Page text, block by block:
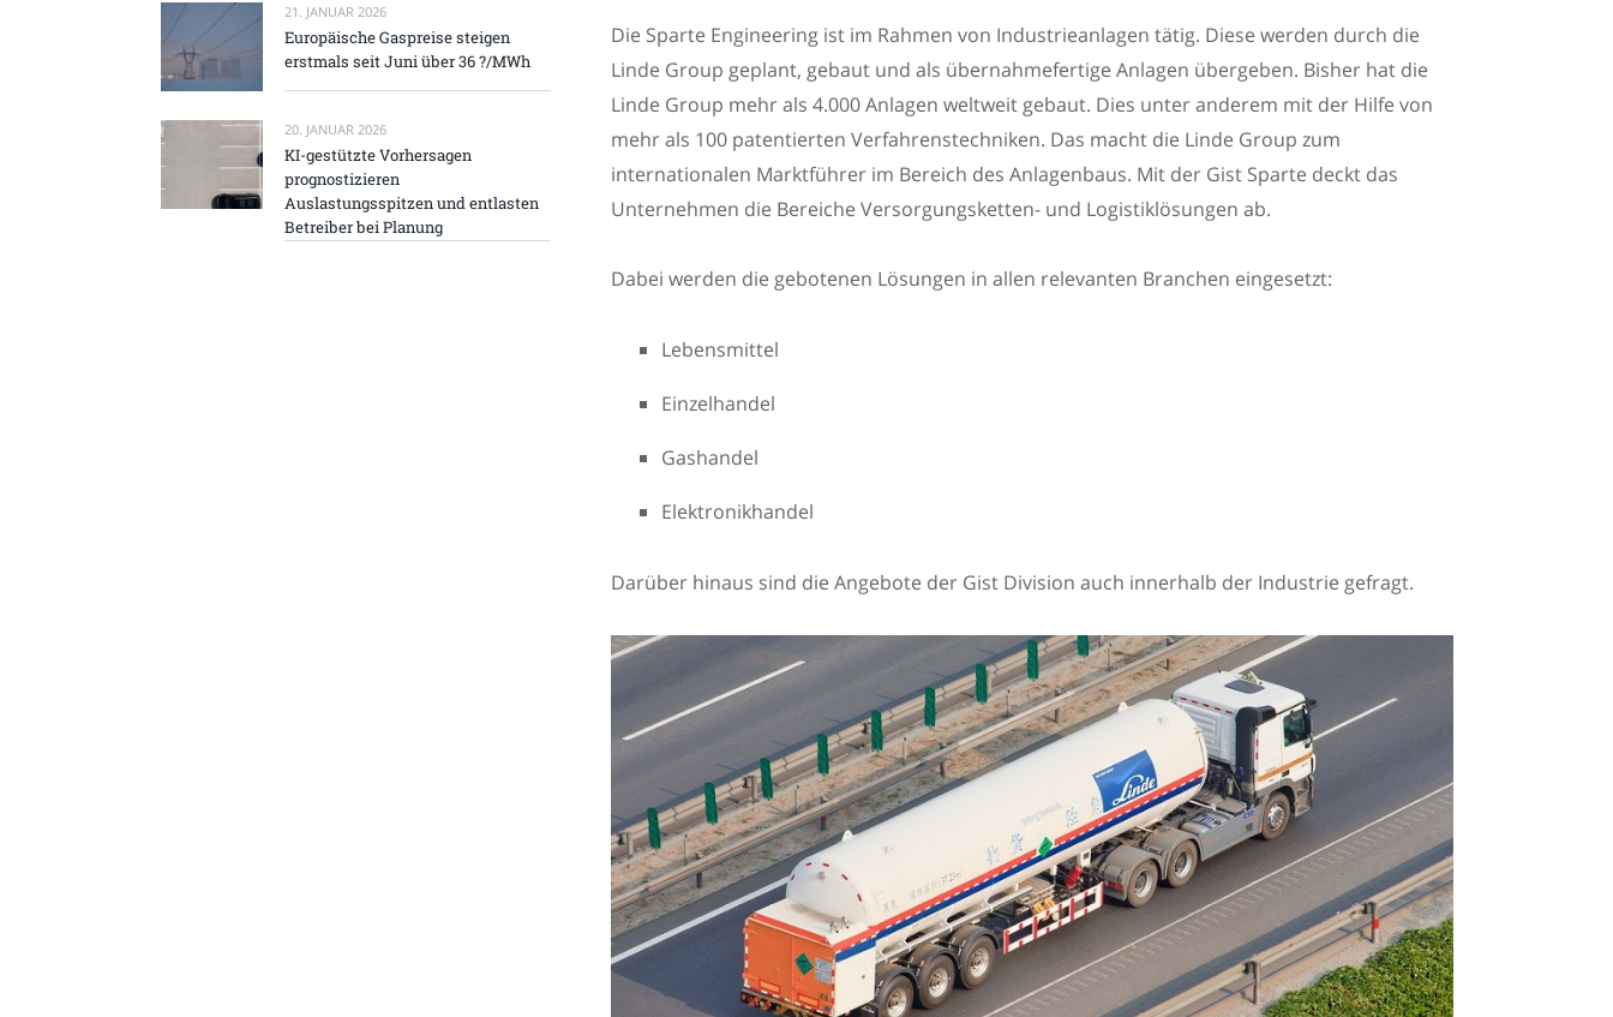
Die Sparte Engineering ist im Rahmen von Industrieanlagen tätig. Diese werden durch die
Linde Group geplant, gebaut und als übernahmefertige Anlagen übergeben. Bisher hat die
Linde Group mehr als 4.000 Anlagen weltweit gebaut. Dies unter anderem mit der Hilfe von
mehr als 100 patentierten Verfahrenstechniken. Das macht die Linde Group zum
internationalen Marktführer im Bereich des Anlagenbaus. Mit der Gist Sparte deckt das
Unternehmen die Bereiche Versorgungsketten- und Logistiklösungen ab.
Dabei werden die gebotenen Lösungen in allen relevanten Branchen eingesetzt:
Lebensmittel
Einzelhandel
Gashandel
Elektronikhandel
Darüber hinaus sind die Angebote der Gist Division auch innerhalb der Industrie gefragt.
21. JANUAR 2026
Europäische Gaspreise steigen
erstmals seit Juni über 36 ?/MWh
20. JANUAR 2026
KI-gestützte Vorhersagen
prognostizieren
Auslastungsspitzen und entlasten
Betreiber bei Planung